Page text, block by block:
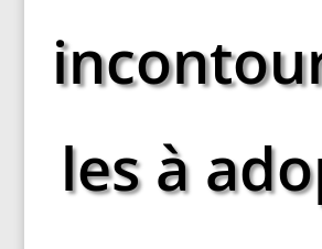
les à